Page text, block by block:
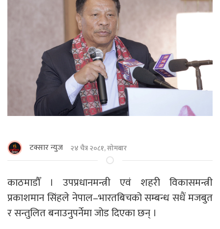
टक्सार न्युज २४ चैत्र २०८१, सोमबार
काठमाडाैँ । उपप्रधानमन्त्री एवं शहरी विकासमन्त्री
प्रकाशमान सिंहले नेपाल–भारतबिचको सम्बन्ध सधैं मजबुत
र सन्तुलित बनाउनुपर्नेमा जोड दिएका छन् ।